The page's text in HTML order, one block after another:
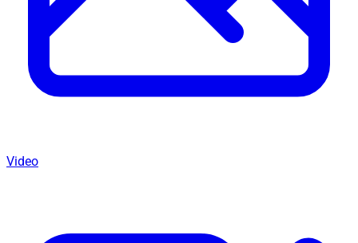
Video